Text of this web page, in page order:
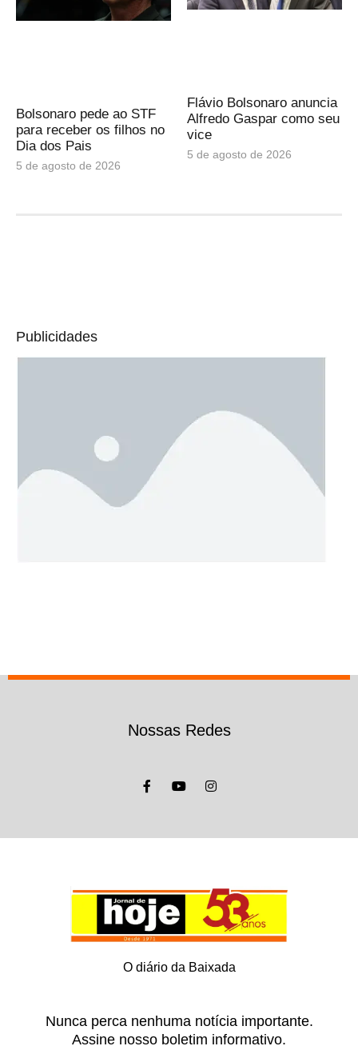
Bolsonaro pede ao STF
para receber os filhos no
Dia dos Pais
5 de agosto de 2026
Flávio Bolsonaro anuncia
Alfredo Gaspar como seu
vice
5 de agosto de 2026
Publicidades
Nossas Redes
O diário da Baixada
Nunca perca nenhuma notícia importante.
Assine nosso boletim informativo.